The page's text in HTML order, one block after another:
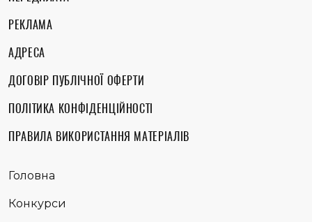
РЕКЛАМА
АДРЕСА
ДОГОВІР ПУБЛІЧНОЇ ОФЕРТИ
ПОЛІТИКА КОНФІДЕНЦІЙНОСТІ
ПРАВИЛА ВИКОРИСТАННЯ МАТЕРІАЛІВ
Головна
Конкурси